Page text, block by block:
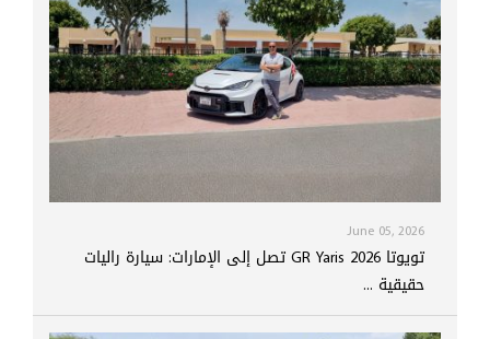
June 05, 2026
تويوتا GR Yaris 2026 تصل إلى الإمارات: سيارة راليات
حقيقية ...